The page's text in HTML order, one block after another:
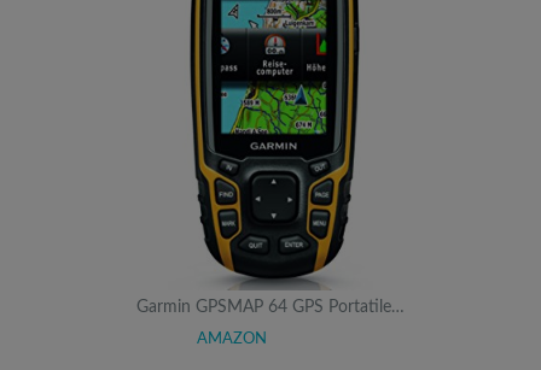
Garmin GPSMAP 64 GPS Portatile…
AMAZON